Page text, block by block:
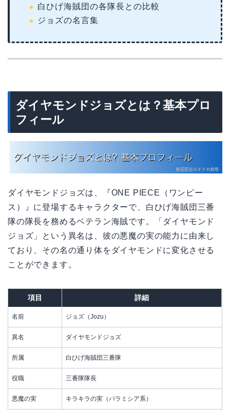
白ひげ海賊団の各隊長との比較
ジョズの名言集
ダイヤモンドジョズとは？基本プロ
フィール
ダイヤモンドジョズは、『ONE PIECE（ワンピー
ス）』に登場するキャラクターで、白ひげ海賊団三番
隊の隊長を務めるベテラン海賊です。「ダイヤモンド
ジョズ」という異名は、彼の悪魔の実の能力に由来し
ており、その名の通り体をダイヤモンドに変化させる
ことができます。
項目 詳細
名前 ジョズ（Jozu）
異名 ダイヤモンドジョズ
所属 白ひげ海賊団三番隊
役職 三番隊隊長
悪魔の実 キラキラの実（パラミシア系）